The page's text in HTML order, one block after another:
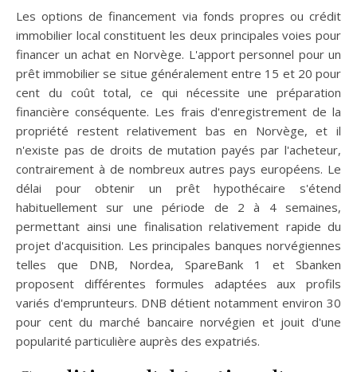
Les options de financement via fonds propres ou crédit
immobilier local constituent les deux principales voies pour
financer un achat en Norvège. L'apport personnel pour un
prêt immobilier se situe généralement entre 15 et 20 pour
cent du coût total, ce qui nécessite une préparation
financière conséquente. Les frais d'enregistrement de la
propriété restent relativement bas en Norvège, et il
n'existe pas de droits de mutation payés par l'acheteur,
contrairement à de nombreux autres pays européens. Le
délai pour obtenir un prêt hypothécaire s'étend
habituellement sur une période de 2 à 4 semaines,
permettant ainsi une finalisation relativement rapide du
projet d'acquisition. Les principales banques norvégiennes
telles que DNB, Nordea, SpareBank 1 et Sbanken
proposent différentes formules adaptées aux profils
variés d'emprunteurs. DNB détient notamment environ 30
pour cent du marché bancaire norvégien et jouit d'une
popularité particulière auprès des expatriés.